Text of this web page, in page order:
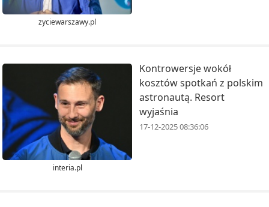
zyciewarszawy.pl
interia.pl
Kontrowersje wokół
kosztów spotkań z polskim
astronautą. Resort
wyjaśnia
17-12-2025 08:36:06